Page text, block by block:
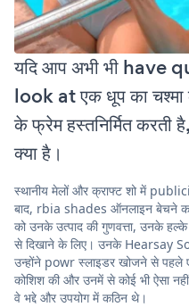
यदि आप अभी भी have
look at एक धूप का
के फ्रेम हस्तनिर्मित
क्या है।
स्थानीय मेलों और क्राफ्ट शो में
बाद, rbia shades ऑनलाइन बेचने
को उनके उत्पाद की गुणवत्ता, उनके
से दिखाने के लिए। उनके Hearsay
उन्होंने powr स्लाइडर खोजने से
कोशिश की और उनमें से कोई भी ऐसा
वे भद्दे और उपयोग में कठिन थे।